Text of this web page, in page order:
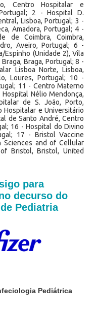
Centro Hospitalar e
2 - Hospital D.
Lisboa, Portugal; 3 -
Amadora, Portugal; 4 -
de Coimbra, Coimbra,
Aveiro, Portugal; 6 -
Espinho (Unidade 2), Vila
Braga, Portugal; 8 -
Lisboa Norte, Lisboa,
Loures, Portugal; 10 -
11 - Centro Materno
Nélio Mendonça,
de S. João, Porto,
Hospitalar e Universitário
de Santo André, Centro
16 - Hospital do Divino
17 - Bristol Vaccine
Sciences and of Cellular
Bristol, Bristol, United
para
decurso do
Pediatria
Pediátrica